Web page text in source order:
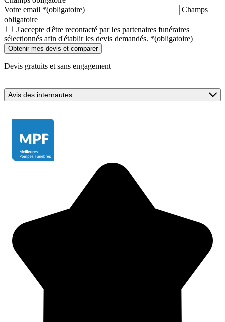
Votre email *(obligatoire)
Champs
obligatoire
J'accepte d'être recontacté par les partenaires funéraires
sélectionnés afin d'établir les devis demandés. *(obligatoire)
Devis gratuits et sans engagement
Avis des internautes